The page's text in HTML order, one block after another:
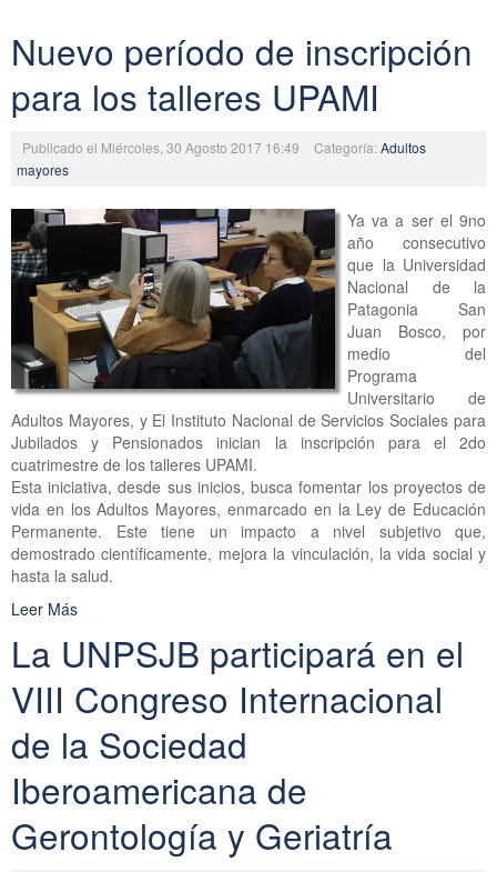
Nuevo período de inscripción
para los talleres UPAMI
Publicado el Miércoles, 30 Agosto 2017 16:49 Categoría:Adultos
mayores
Ya va a ser el 9no
año consecutivo
que la Universidad
Nacional de la
Patagonia San
Juan Bosco, por
medio del
Programa
Universitario de
Adultos Mayores, y El Instituto Nacional de Servicios Sociales para
Jubilados y Pensionados inician la inscripción para el 2do
cuatrimestre de los talleres UPAMI.
Esta iniciativa, desde sus inicios, busca fomentar los proyectos de
vida en los Adultos Mayores, enmarcado en la Ley de Educación
Permanente. Este tiene un impacto a nivel subjetivo que,
demostrado científicamente, mejora la vinculación, la vida social y
hasta la salud.
Leer Más
La UNPSJB participará en el
VIII Congreso Internacional
de la Sociedad
Iberoamericana de
Gerontología y Geriatría